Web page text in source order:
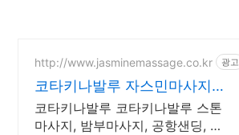
로
http://www.jasminemassage.co.kr 광고
코타키나발루 자스민마사지
한국인 운영샵
코타키나발루 코타키나발루 스톤
마사지, 밤부마사지, 공항샌딩, 짐